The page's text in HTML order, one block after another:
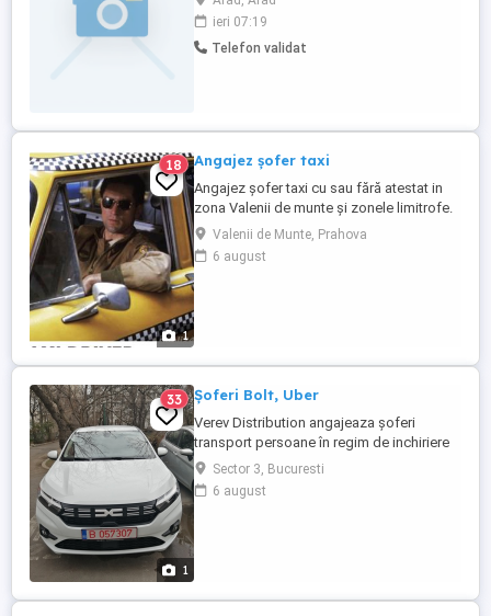
ieri 07:19
Telefon validat
1
18 Angajez șofer taxi
Angajez șofer taxi cu sau fără atestat in
zona Valenii de munte și zonele limitrofe.
Minim 2 ani de permis Pentru detalii sunați
la nr din anunț .☎️
Valenii de Munte, Prahova
6 august
1
33 Șoferi Bolt, Uber
Verev Distribution angajeaza șoferi
transport persoane în regim de inchiriere
cu atestat pe mașini 2022 și 2023.
Sector 3, Bucuresti
6 august